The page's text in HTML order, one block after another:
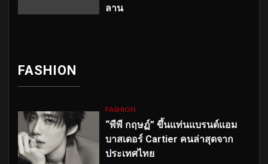
ลาน
FASHION
FASHION
“พีพี กฤษฏ์” ขึ้นแท่นแบรนด์แอม
บาสเดอร์ Cartier คนล่าสุดจาก
ประเทศไทย